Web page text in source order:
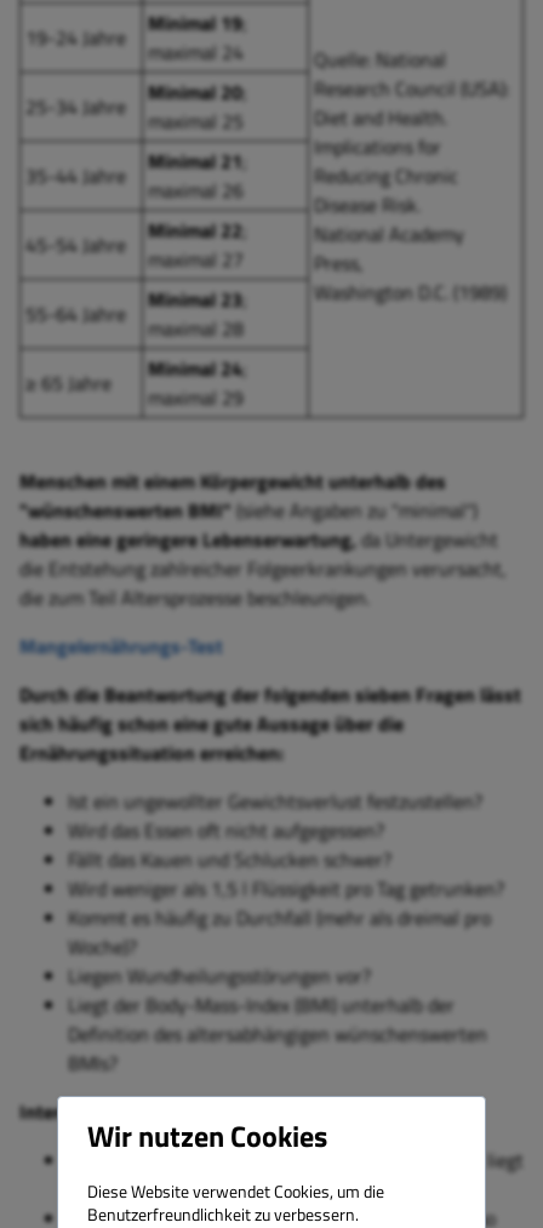
Quelle: National
Research Council (USA):
Diet and Health.
Implications for
Reducing Chronic
Disease Risk.
National Academy
Press,
Washington D.C. (1989)
19-24 Jahre Minimal 19;
maximal 24
25-34 Jahre
Minimal 20;
maximal 25
35-44 Jahre
Minimal 21
maximal 26
45-54 Jahre
Minimal 22;
maximal 27
55-64 Jahre
Minimal 23;
maximal 28
≥ 65 Jahre
Minimal 24;
maximal 29
Menschen mit einem Körpergewicht unterhalb des
"wünschenswerten BMI" (siehe Angaben zu "minimal")
haben eine geringere Lebenserwartung, da Untergewicht
die Entstehung zahlreicher Folgeerkrankungen verursacht,
die zum Teil Altersprozesse beschleunigen.
Mangelernährungs-Test
Durch die Beantwortung der folgenden sieben Fragen lässt
sich häufig schon eine gute Aussage über die
Ernährungssituation erreichen:
Ist ein ungewollter Gewichtsverlust festzustellen?
Wird das Essen oft nicht aufgegessen?
Fällt das Kauen und Schlucken schwer?
Wird weniger als 1,5 l Flüssigkeit pro Tag getrunken?
Kommt es häufig zu Durchfall (mehr als dreimal pro
Woche)?
Liegen Wundheilungsstörungen vor?
Liegt der Body-Mass-Index (BMI) unterhalb der
Definition des altersabhängigen wünschenswerten
BMIs?
Interpretation
wurde, liegt
kein Risiko für eine Mangelernährung vor.
Wennbei einer Frage mit Ja geantwortet
wurde, so
Wir nutzen Cookies
Diese Website verwendet Cookies, um die
Benutzerfreundlichkeit zu verbessern.